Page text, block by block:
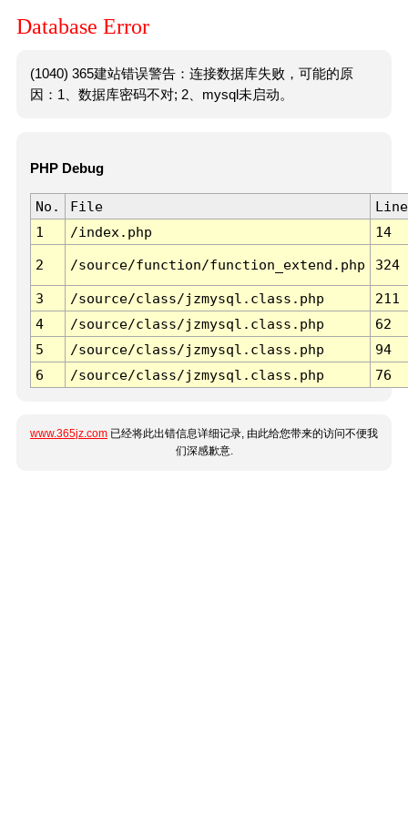
Database Error
(1040) 365建站错误警告：连接数据库失败，可能的原
因：1、数据库密码不对; 2、mysql未启动。
PHP Debug
No. File
Line
1
/index.php 14
2 /source/function/function_extend.php 324
3 /source/class/jzmysql.class.php
211
4
/source/class/jzmysql.class.php
62
5
/source/class/jzmysql.class.php
94
6
/source/class/jzmysql.class.php 76
www.365jz.com 已经将此出错信息详细记录, 由此给您带来的访问不便我
们深感歉意.